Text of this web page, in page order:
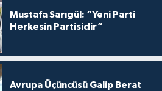
Mustafa Sarıgül: “Yeni Parti
Herkesin Partisidir”
Avrupa Üçüncüsü Galip Berat